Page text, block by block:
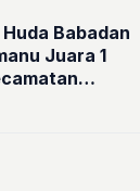
Babadan
Juara 1
Lebih